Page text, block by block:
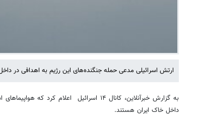
ارتش اسرائیلی مدعی حمله جنگنده‌های این رژیم به اهدافی در
به گزارش خبرآنلاین، کانال ۱۴ اسرائیل
داخل خاک ایران هستند.